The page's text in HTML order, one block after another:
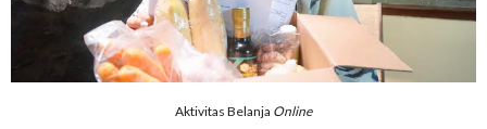
Aktivitas Belanja Online